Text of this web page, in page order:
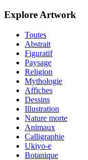
Explore Artwork
Toutes
Abstrait
Figuratif
Paysage
Religion
Mythologie
Affiches
Dessins
Illustration
Nature morte
Animaux
Calligraphie
Ukiyo-e
Botanique